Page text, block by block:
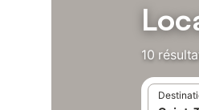
10